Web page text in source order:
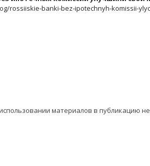
rossiiskie-banki-bez-ipotechnyh-komissii-
материалов в публикацию